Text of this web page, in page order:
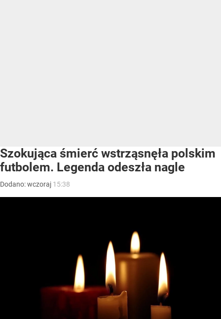
Szokująca śmierć wstrząsnęła polskim
futbolem. Legenda odeszła nagle
Dodano:wczoraj 15:38